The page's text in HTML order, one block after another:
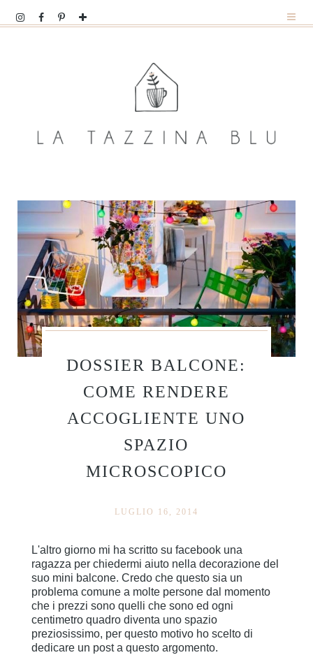
DOSSIER BALCONE:
COME RENDERE
ACCOGLIENTE UNO
SPAZIO
MICROSCOPICO
LUGLIO 16, 2014
L'altro giorno mi ha scritto su facebook una
ragazza per chiedermi aiuto nella decorazione del
suo mini balcone. Credo che questo sia un
problema comune a molte persone dal momento
che i prezzi sono quelli che sono ed ogni
centimetro quadro diventa uno spazio
preziosissimo, per questo motivo ho scelto di
dedicare un post a questo argomento.